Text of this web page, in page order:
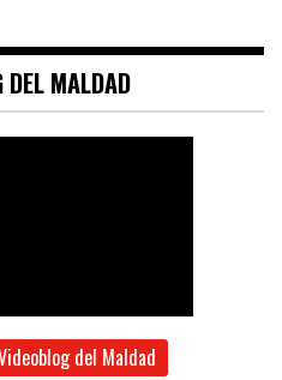
DEL MALDAD
del Maldad